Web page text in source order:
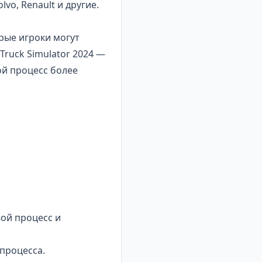
Renault и другие.
игроки могут
Simulator 2024 —
процесс более
процесс и